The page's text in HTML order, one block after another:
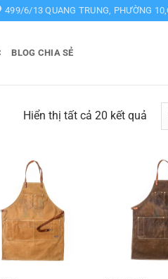
499/6/13 QUANG TRUNG, PHƯỜNG
BLOG CHIA SẺ
Hiển thị tất cả 20 kết quảĐã
sắp
theo
mới
nhất